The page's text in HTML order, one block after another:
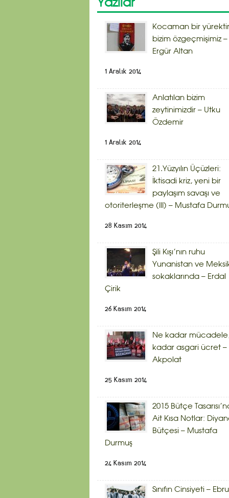
Yazılar
Kocaman bir yürektir
bizim özgeçmişimiz –
Ergür Altan
1 Aralık 2014
Anlatılan bizim
zeytinimizdir – Utku
Özdemir
1 Aralık 2014
21.Yüzyılın Üçüzleri:
İktisadi kriz, yeni bir
paylaşım savaşı ve
otoriterleşme (III) – Mustafa
28 Kasım 2014
Şili Kışı’nın ruhu
Yunanistan ve
sokaklarında – Erdal
Çirik
26 Kasım 2014
Ne kadar
kadar asgari ücret –
Akpolat
25 Kasım 2014
2015 Bütçe
Ait Kısa Notlar:
Bütçesi – Mustafa
Durmuş
24 Kasım 2014
Sınıfın Cinsiyeti – Ebru